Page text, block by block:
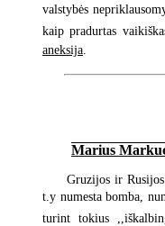
valstybės
kaip pradurtas
aneksija
Marius
Gruzijos ir
t.y numesta bomba,
turint tokius